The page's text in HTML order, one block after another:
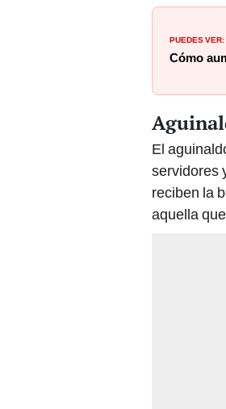
PUEDES VER:
Cómo
El
servidores
reciben la
aquella